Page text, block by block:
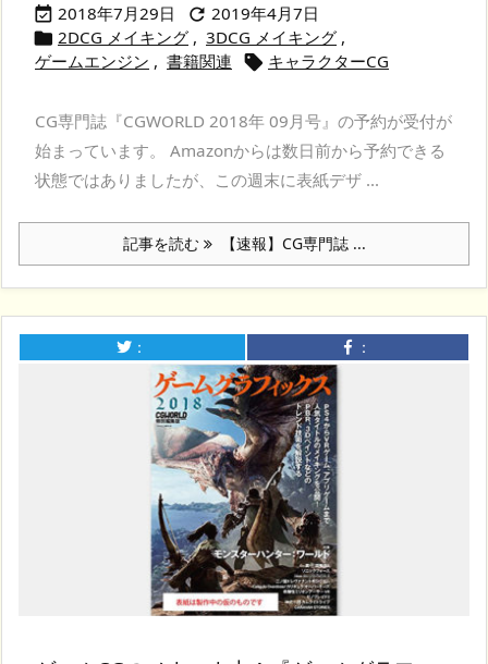
 2018年7月29日  2019年4月7日
 2DCG メイキング , 3DCG メイキング ,
ゲームエンジン , 書籍関連  キャラクターCG
CG専門誌『CGWORLD 2018年 09月号』の予約が受付が
始まっています。 Amazonからは数日前から予約できる
状態ではありましたが、この週末に表紙デザ ...
記事を読む 【速報】CG専門誌 ...
： ：